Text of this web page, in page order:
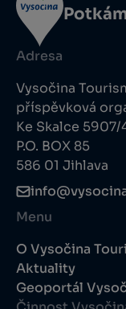
Adresa
Vysočina
příspěvková
Ke Skalce 5907/
P.O. BOX 85
586 01 Jihlava
Menu
O Vysočina
Aktuality
Geoportál